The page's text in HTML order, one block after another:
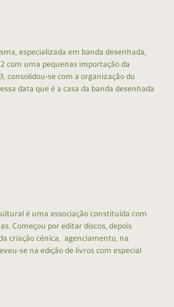
especializada em banda desenhada,
com uma pequenas importação da
consolidou-se com a organização do
data que é a casa da banda desenhada
é uma associação constituída com
Começou por editar discos, depois
criação cénica, agenciamento, na
se na edição de livros com especial